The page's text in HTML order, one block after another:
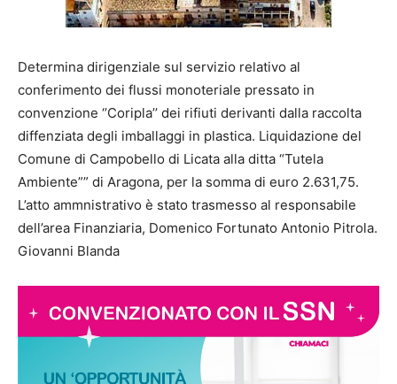
Determina dirigenziale sul servizio relativo al
conferimento dei flussi monoteriale pressato in
convenzione ‘’Coripla’’ dei rifiuti derivanti dalla raccolta
diffenziata degli imballaggi in plastica. Liquidazione del
Comune di Campobello di Licata alla ditta “Tutela
Ambiente”” di Aragona, per la somma di euro 2.631,75.
L’atto ammnistrativo è stato trasmesso al responsabile
dell’area Finanziaria, Domenico Fortunato Antonio Pitrola.
Giovanni Blanda